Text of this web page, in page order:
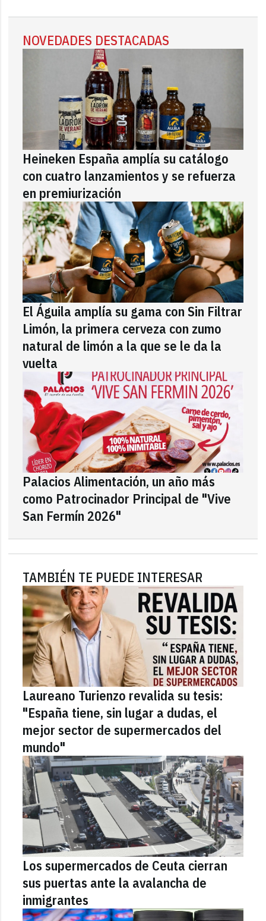
NOVEDADES DESTACADAS
Heineken España amplía su catálogo
con cuatro lanzamientos y se refuerza
en premiurización
El Águila amplía su gama con Sin Filtrar
Limón, la primera cerveza con zumo
natural de limón a la que se le da la
vuelta
Palacios Alimentación, un año más
como Patrocinador Principal de "Vive
San Fermín 2026"
TAMBIÉN TE PUEDE INTERESAR
Laureano Turienzo revalida su tesis:
"España tiene, sin lugar a dudas, el
mejor sector de supermercados del
mundo"
Los supermercados de Ceuta cierran
sus puertas ante la avalancha de
inmigrantes